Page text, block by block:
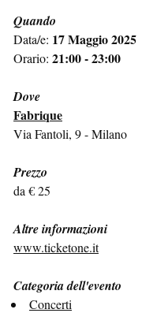
Quando
Data/e: 17 Maggio 2025
Orario: 21:00 - 23:00
Dove
Fabrique
Via Fantoli, 9 - Milano
Prezzo
da € 25
Altre informazioni
www.ticketone.it
Categoria dell'evento
Concerti